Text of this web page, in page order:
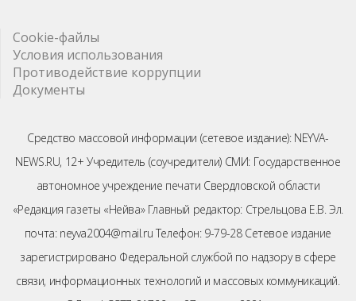
Cookie-файлы
Условия использования
Противодействие коррупции
Документы
Средство массовой информации (сетевое издание): NEYVA-
NEWS.RU, 12+ Учредитель (соучредители) СМИ: Государственное
автономное учреждение печати Свердловской области
«Редакция газеты «Нейва» Главный редактор: Стрельцова Е.В. Эл.
почта: neyva2004@mail.ru Телефон: 9-79-28 Сетевое издание
зарегистрировано Федеральной службой по надзору в сфере
связи, информационных технологий и массовых коммуникаций.